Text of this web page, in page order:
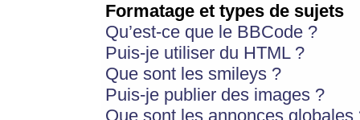
Formatage et types de sujets
Qu’est-ce que le BBCode ?
Puis-je utiliser du HTML ?
Que sont les smileys ?
Puis-je publier des images ?
Que sont les annonces globales